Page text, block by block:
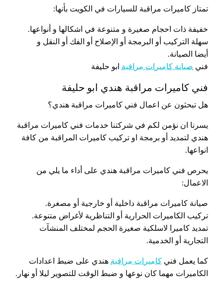
تمتاز كاميرات مراقبة للسيارات في الكويت بأنها:
خفيفة ذات احجام صغيرة و متنوعة في اشكالها و أنواعها.
سهلة التركيب أو البرمجة أو الإصلاح أو الفك أو النقل و
أيضا الصيانة.
فني صيانة كاميرات مراقبة ابو حليفة
فني كاميرات مراقبة هندي ابو حليفة
هل تبحثون عن اعمال فني كاميرات مراقبة هندي؟
يسرنا ان نؤمن لكم في شركتنا خدمات فني كاميرات مراقبة
هندي لتمديد أو برمجة او تركيب كاميرات المراقبة من كافة
انواعها.
يحرص فني كاميرات مراقبة هندي على أداء ما يلي من
الاعمال:
صيانة كاميرات مراقبة داخلية أو خارجية أو مصغرة.
تركيب الكاميرات الحرارية أو التناظرية لأغراض متنوعة.
تمديد كاميرا لاسلكية صغيرة الحجم لمختلف المنشآت
التجارية أو الخدمية.
كما يعمل فني كاميرات مراقبة هندي على ضبط اعدادات
الكاميرات مهما كان نوعها و ضبط الوقت للتصوير ليلا أو نهار.